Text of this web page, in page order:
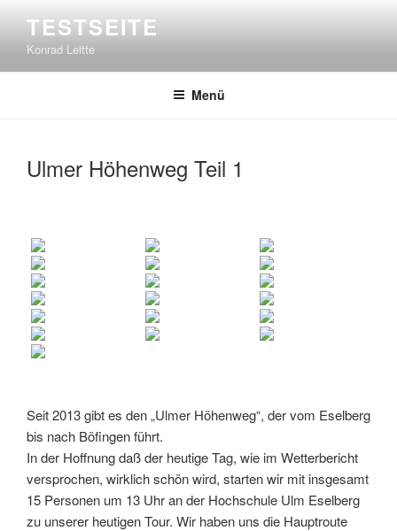
springen
TESTSEITE
Konrad Leitte
Menü
Ulmer Höhenweg Teil 1
Seit 2013 gibt es den „Ulmer Höhenweg“, der vom Eselberg
bis nach Böfingen führt.
In der Hoffnung daß der heutige Tag, wie im Wetterbericht
versprochen, wirklich schön wird, starten wir mit insgesamt
15 Personen um 13 Uhr an der Hochschule Ulm Eselberg
zu unserer heutigen Tour. Wir haben uns die Hauptroute